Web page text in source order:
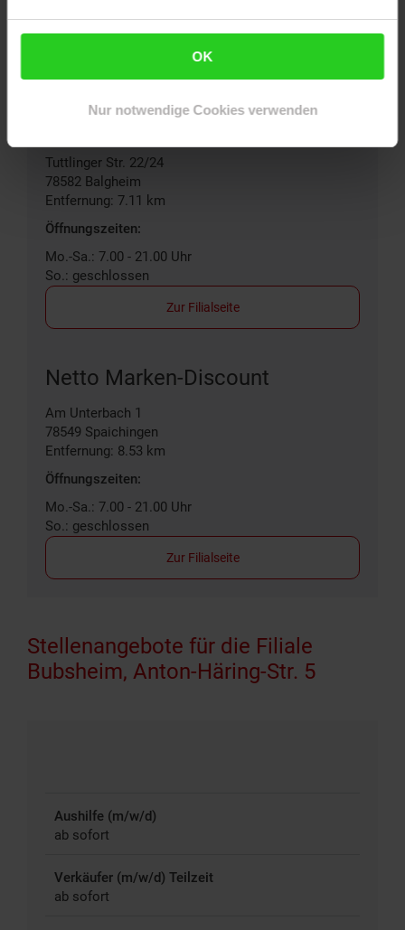
OK
Nur notwendige Cookies verwenden
So.: geschlossen
Zur Filialseite
Tuttlinger Str. 22/24
78582 Balgheim
Entfernung: 7.11 km
Öffnungszeiten:
Mo.-Sa.: 7.00 - 21.00 Uhr
So.: geschlossen
Zur Filialseite
Netto Marken-Discount
Am Unterbach 1
78549 Spaichingen
Entfernung: 8.53 km
Öffnungszeiten:
Mo.-Sa.: 7.00 - 21.00 Uhr
So.: geschlossen
Zur Filialseite
Stellenangebote für die Filiale
Bubsheim, Anton-Häring-Str. 5
Aushilfe (m/w/d)
ab sofort
Verkäufer (m/w/d) Teilzeit
ab sofort